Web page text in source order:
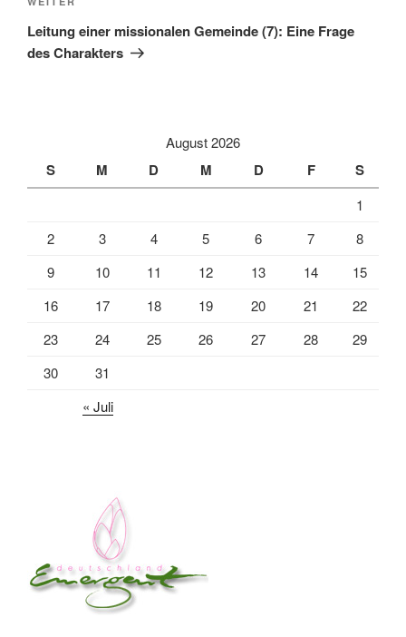
Beitrag
Leitung einer missionalen Gemeinde (7): Eine Frage
des Charakters
August 2026
S M D M D F S
1
2
3 4 5 6 7
8
9
10 11 12 13 14
15
16
17 18 19 20 21
22
23
24 25 26 27 28
29
30
31
« Juli